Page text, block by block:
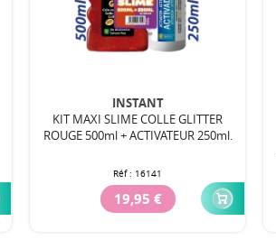
INSTANT
KIT MAXI SLIME COLLE GLITTER
ROUGE 500ml + ACTIVATEUR 250ml.
Réf : 16141
19,95 €